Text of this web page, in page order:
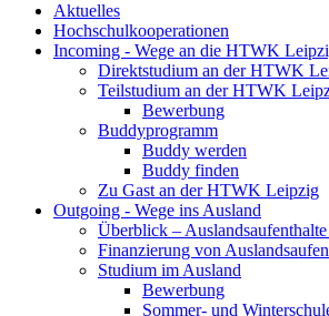
Aktuelles
Hochschulkooperationen
Incoming - Wege an die HTWK
Direktstudium an der HTWK
Teilstudium an der HTWK
Bewerbung
Buddyprogramm
Buddy werden
Buddy finden
Zu Gast an der HTWK Leipzig
Outgoing - Wege ins Ausland
Überblick –
Finanzierung von
Studium im Ausland
Bewerbung
Sommer- und